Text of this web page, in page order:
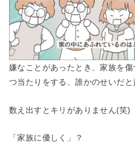
嫌なことがあったとき、家族を
つ当たりをする、誰かのせいだと
数え出すとキリがありません(笑)
「家族に優しく」？